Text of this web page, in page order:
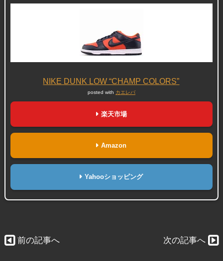
NIKE DUNK LOW “CHAMP COLORS”
posted with カエレバ
楽天市場
Amazon
Yahooショッピング
前の記事へ 次の記事へ